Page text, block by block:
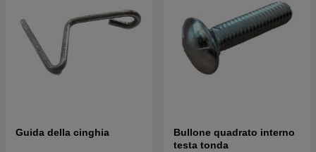
Guida della cinghia
Bullone quadrato interno
testa tonda